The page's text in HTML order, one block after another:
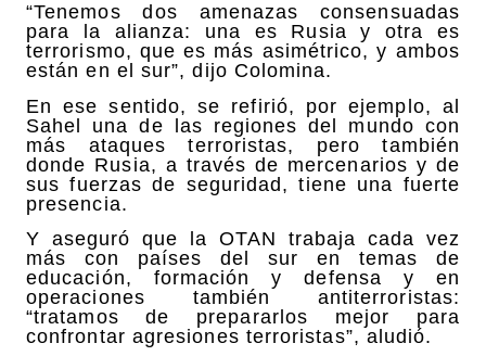
“Tenemos dos amenazas consensuadas
para la alianza: una es Rusia y otra es
terrorismo, que es más asimétrico, y ambos
están en el sur”, dijo Colomina.
En ese sentido, se refirió, por ejemplo, al
Sahel una de las regiones del mundo con
más ataques terroristas, pero también
donde Rusia, a través de mercenarios y de
sus fuerzas de seguridad, tiene una fuerte
presencia.
Y aseguró que la OTAN trabaja cada vez
más con países del sur en temas de
educación, formación y defensa y en
operaciones también antiterroristas:
“tratamos de prepararlos mejor para
confrontar agresiones terroristas”, aludió.